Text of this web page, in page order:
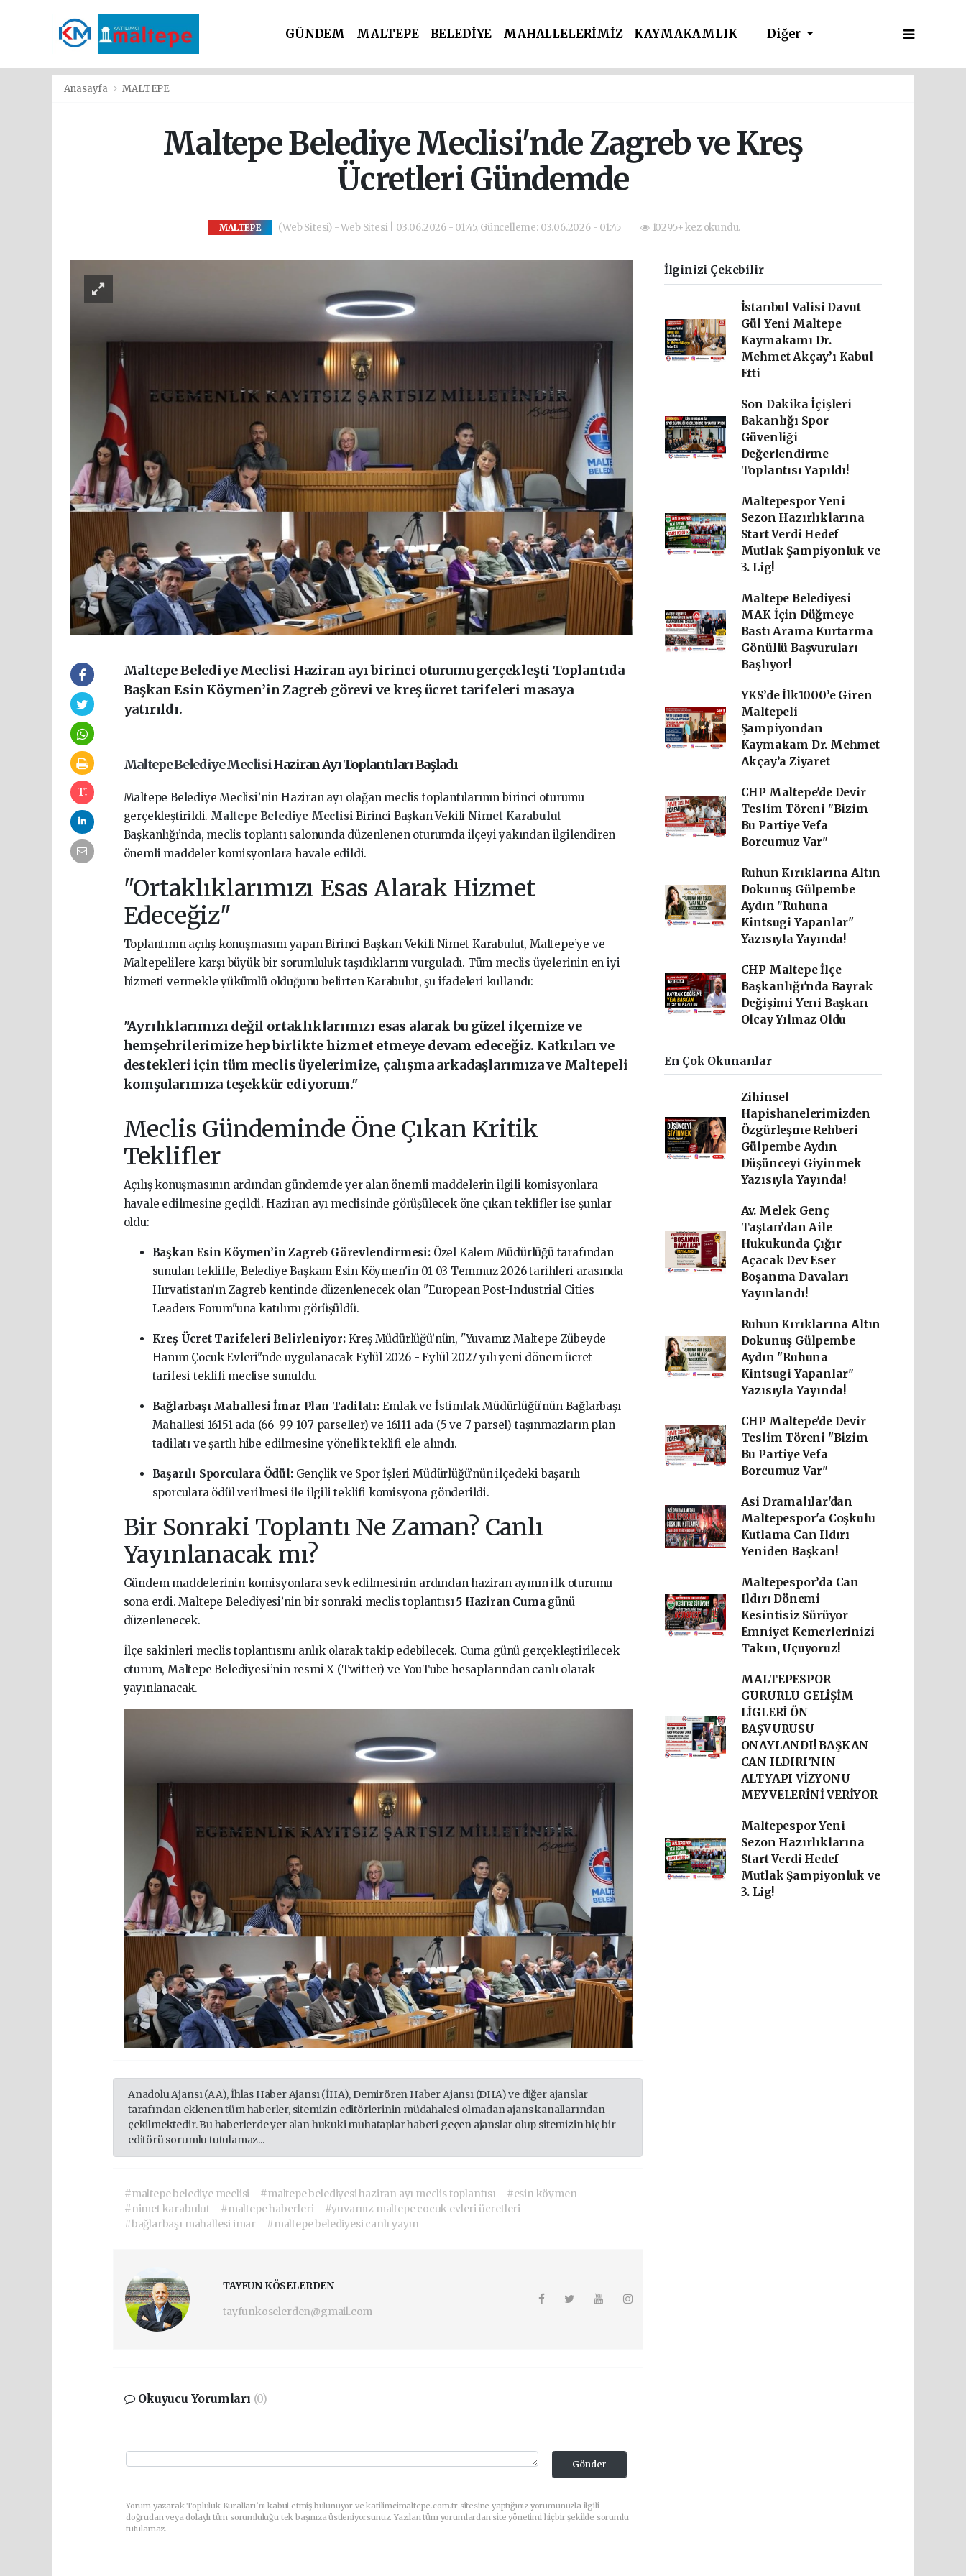
GÜNDEM MALTEPE BELEDİYE MAHALLELERİMİZ
KAYMAKAMLIK
Diğer
Anasayfa MALTEPE
Maltepe Belediye Meclisi'nde Zagreb ve Kreş
Ücretleri Gündemde
MALTEPE (Web Sitesi) - Web Sitesi | 03.06.2026 - 01:45, Güncelleme: 03.06.2026 - 01:45 10295+ kez okundu.
Maltepe Belediye Meclisi Haziran ayı birinci oturumu gerçekleşti Toplantıda
Başkan Esin Köymen’in Zagreb görevi ve kreş ücret tarifeleri masaya
yatırıldı.
Maltepe Belediye MeclisiHaziran Ayı Toplantıları Başladı
Maltepe Belediye Meclisi’nin Haziran ayı olağan meclis toplantılarının birinci oturumu
gerçekleştirildi. Maltepe Belediye MeclisiBirinci Başkan Vekili Nimet Karabulut
Başkanlığı’nda, meclis toplantı salonunda düzenlenen oturumda ilçeyi yakından ilgilendiren
önemli maddeler komisyonlara havale edildi.
"Ortaklıklarımızı Esas Alarak Hizmet
Edeceğiz"
Toplantının açılış konuşmasını yapan Birinci Başkan Vekili Nimet Karabulut, Maltepe’ye ve
Maltepelilere karşı büyük bir sorumluluk taşıdıklarını vurguladı. Tüm meclis üyelerinin en iyi
hizmeti vermekle yükümlü olduğunu belirten Karabulut, şu ifadeleri kullandı:
"Ayrılıklarımızı değil ortaklıklarımızı esas alarak bu güzel ilçemize ve
hemşehrilerimize hep birlikte hizmet etmeye devam edeceğiz. Katkıları ve
destekleri için tüm meclis üyelerimize, çalışma arkadaşlarımıza ve Maltepeli
komşularımıza teşekkür ediyorum."
Meclis Gündeminde Öne Çıkan Kritik
Teklifler
Açılış konuşmasının ardından gündemde yer alan önemli maddelerin ilgili komisyonlara
havale edilmesine geçildi. Haziran ayı meclisinde görüşülecek öne çıkan teklifler ise şunlar
oldu:
Başkan Esin Köymen’in Zagreb Görevlendirmesi:Özel Kalem Müdürlüğü tarafından
sunulan teklifle, Belediye Başkanı Esin Köymen'in 01-03 Temmuz 2026 tarihleri arasında
Hırvatistan’ın Zagreb kentinde düzenlenecek olan "European Post-Industrial Cities
Leaders Forum"una katılımı görüşüldü.
Kreş Ücret Tarifeleri Belirleniyor:Kreş Müdürlüğü’nün, "Yuvamız Maltepe Zübeyde
Hanım Çocuk Evleri"nde uygulanacak Eylül 2026 - Eylül 2027 yılı yeni dönem ücret
tarifesi teklifi meclise sunuldu.
Bağlarbaşı Mahallesi İmar Plan Tadilatı:Emlak ve İstimlak Müdürlüğü’nün Bağlarbaşı
Mahallesi 16151 ada (66-99-107 parseller) ve 16111 ada (5 ve 7 parsel) taşınmazların plan
tadilatı ve şartlı hibe edilmesine yönelik teklifi ele alındı.
Başarılı Sporculara Ödül:Gençlik ve Spor İşleri Müdürlüğü’nün ilçedeki başarılı
sporculara ödül verilmesi ile ilgili teklifi komisyona gönderildi.
Bir Sonraki Toplantı Ne Zaman? Canlı
Yayınlanacak mı?
Gündem maddelerinin komisyonlara sevk edilmesinin ardından haziran ayının ilk oturumu
sona erdi. Maltepe Belediyesi’nin bir sonraki meclis toplantısı5 Haziran Cumagünü
düzenlenecek.
İlçe sakinleri meclis toplantısını anlık olarak takip edebilecek. Cuma günü gerçekleştirilecek
oturum, Maltepe Belediyesi’nin resmi X (Twitter) ve YouTube hesaplarından canlı olarak
yayınlanacak.
Anadolu Ajansı (AA), İhlas Haber Ajansı (İHA), Demirören Haber Ajansı (DHA) ve diğer ajanslar
tarafından eklenen tüm haberler, sitemizin editörlerinin müdahalesi olmadan ajans kanallarından
çekilmektedir. Bu haberlerde yer alan hukuki muhataplar haberi geçen ajanslar olup sitemizin hiç bir
editörü sorumlu tutulamaz...
#maltepe belediye meclisi #maltepe belediyesi haziran ayı meclis toplantısı
#esin köymen
#nimet karabulut
#maltepe haberleri
#yuvamız maltepe çocuk evleri ücretleri
#bağlarbaşı mahallesi imar
#maltepe belediyesi canlı yayın
TAYFUN KÖSELERDEN
tayfunkoselerden@gmail.com
Okuyucu Yorumları (0)
Gönder
Yorum yazarak Topluluk Kuralları’nı kabul etmiş bulunuyor ve katilimcimaltepe.com.tr sitesine yaptığınız yorumunuzla ilgili
doğrudan veya dolaylı tüm sorumluluğu tek başınıza üstleniyorsunuz. Yazılan tüm yorumlardan site yönetimi hiçbir şekilde sorumlu
tutulamaz.
İlginizi Çekebilir
İstanbul Valisi Davut
Gül Yeni Maltepe
Kaymakamı Dr.
Mehmet Akçay’ı Kabul
Etti
Son Dakika İçişleri
Bakanlığı Spor
Güvenliği
Değerlendirme
Toplantısı Yapıldı!
Maltepespor Yeni
Sezon Hazırlıklarına
Start Verdi Hedef
Mutlak Şampiyonluk ve
3. Lig!
Maltepe Belediyesi
MAK İçin Düğmeye
Bastı Arama Kurtarma
Gönüllü Başvuruları
Başlıyor!
YKS’de İlk1000’e Giren
Maltepeli
Şampiyondan
Kaymakam Dr. Mehmet
Akçay’a Ziyaret
CHP Maltepe'de Devir
Teslim Töreni "Bizim
Bu Partiye Vefa
Borcumuz Var"
Ruhun Kırıklarına Altın
Dokunuş Gülpembe
Aydın "Ruhuna
Kintsugi Yapanlar"
Yazısıyla Yayında!
CHP Maltepe İlçe
Başkanlığı'nda Bayrak
Değişimi Yeni Başkan
Olcay Yılmaz Oldu
En Çok Okunanlar
Zihinsel
Hapishanelerimizden
Özgürleşme Rehberi
Gülpembe Aydın
Düşünceyi Giyinmek
Yazısıyla Yayında!
Av. Melek Genç
Taştan’dan Aile
Hukukunda Çığır
Açacak Dev Eser
Boşanma Davaları
Yayınlandı!
Ruhun Kırıklarına Altın
Dokunuş Gülpembe
Aydın "Ruhuna
Kintsugi Yapanlar"
Yazısıyla Yayında!
CHP Maltepe'de Devir
Teslim Töreni "Bizim
Bu Partiye Vefa
Borcumuz Var"
Asi Dramalılar'dan
Maltepespor'a Coşkulu
Kutlama Can Ildırı
Yeniden Başkan!
Maltepespor’da Can
Ildırı Dönemi
Kesintisiz Sürüyor
Emniyet Kemerlerinizi
Takın, Uçuyoruz!
MALTEPESPOR
GURURLU GELİŞİM
LİGLERİ ÖN
BAŞVURUSU
ONAYLANDI! BAŞKAN
CAN ILDIRI’NIN
ALTYAPI VİZYONU
MEYVELERİNİ VERİYOR
Maltepespor Yeni
Sezon Hazırlıklarına
Start Verdi Hedef
Mutlak Şampiyonluk ve
3. Lig!